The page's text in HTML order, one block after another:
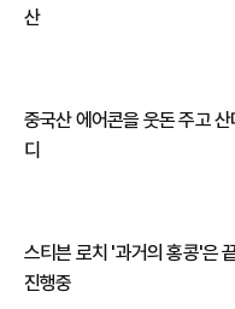
산
중국산 에어콘을 웃돈 주고 산
디
스티븐 로치 '과거의 홍콩'은
진행중